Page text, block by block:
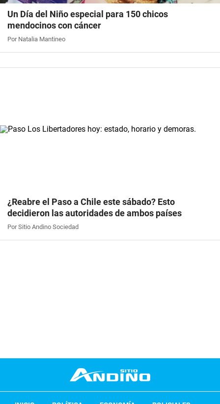
Un Día del Niño especial para 150 chicos
mendocinos con cáncer
Por Natalia Mantineo
¿Reabre el Paso a Chile este sábado? Esto
decidieron las autoridades de ambos países
Por Sitio Andino Sociedad